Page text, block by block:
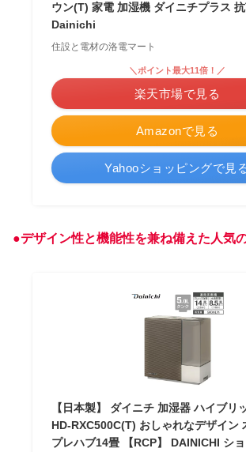
ウン(T) 家電 加湿機 ダイニチプラス
Dainichi
住設と電材の洛電マート
Amazonで見る
＼ポイント最大11倍！／
楽天市場で見る
Yahooショッピングで見
●デザイン性と機能性を兼ね備えた人気
【日本製】 ダイニチ 加湿器 ハイブリ
HD-RXC500C(T) おしゃれなデザイン
プレハブ14畳 【RCP】 DAINICHI シ